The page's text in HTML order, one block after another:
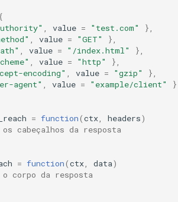
{
value = "test.com"
},
value = "GET"
},
value = "/index.html"
},
value = "http"
},
encoding" value = "gzip"
},
agent" value = "example/client"
= function(ctx headers)
cabeçalhos da resposta
= function(ctx data)
corpo da resposta